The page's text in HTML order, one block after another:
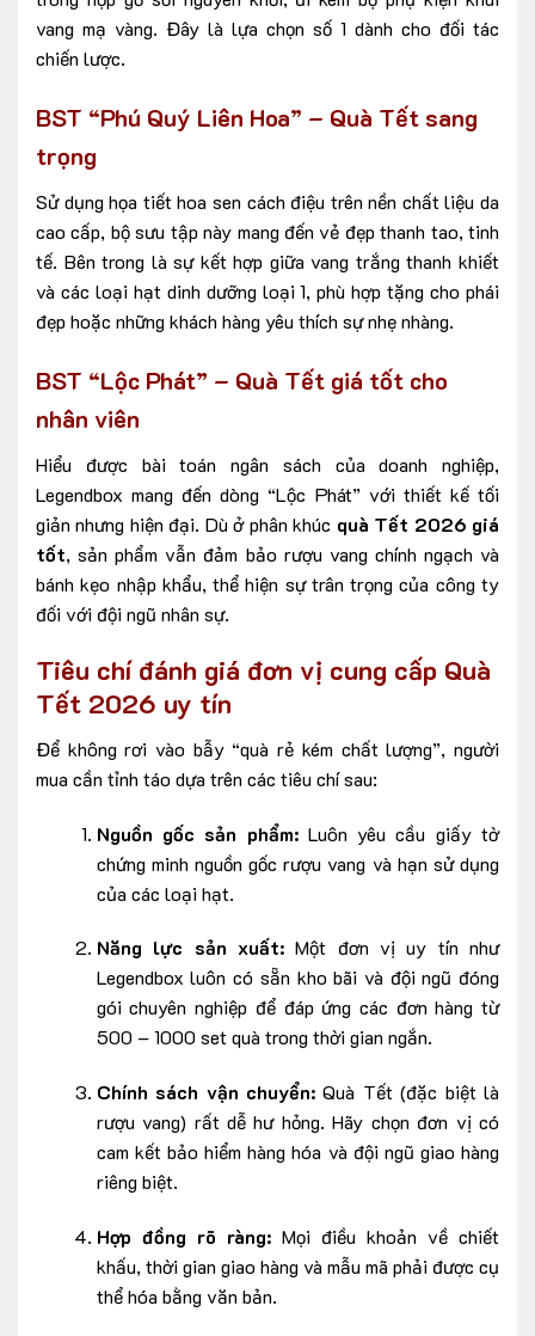
vang mạ vàng. Đây là lựa chọn số 1 dành cho đối tác
chiến lược.
BST “Phú Quý Liên Hoa” – Quà Tết sang
trọng
Sử dụng họa tiết hoa sen cách điệu trên nền chất liệu da
cao cấp, bộ sưu tập này mang đến vẻ đẹp thanh tao, tinh
tế. Bên trong là sự kết hợp giữa vang trắng thanh khiết
và các loại hạt dinh dưỡng loại 1, phù hợp tặng cho phái
đẹp hoặc những khách hàng yêu thích sự nhẹ nhàng.
BST “Lộc Phát” – Quà Tết giá tốt cho
nhân viên
Hiểu được bài toán ngân sách của doanh nghiệp,
Legendbox mang đến dòng “Lộc Phát” với thiết kế tối
giản nhưng hiện đại. Dù ở phân khúc quà Tết 2026 giá
tốt, sản phẩm vẫn đảm bảo rượu vang chính ngạch và
bánh kẹo nhập khẩu, thể hiện sự trân trọng của công ty
đối với đội ngũ nhân sự.
Tiêu chí đánh giá đơn vị cung cấp Quà
Tết 2026 uy tín
Để không rơi vào bẫy “quà rẻ kém chất lượng”, người
mua cần tỉnh táo dựa trên các tiêu chí sau:
Nguồn gốc sản phẩm:Luôn yêu cầu giấy tờ
chứng minh nguồn gốc rượu vang và hạn sử dụng
của các loại hạt.
Năng lực sản xuất:Một đơn vị uy tín như
Legendbox luôn có sẵn kho bãi và đội ngũ đóng
gói chuyên nghiệp để đáp ứng các đơn hàng từ
500 – 1000 set quà trong thời gian ngắn.
Chính sách vận chuyển: Quà Tết (đặc biệt là
rượu vang) rất dễ hư hỏng. Hãy chọn đơn vị có
cam kết bảo hiểm hàng hóa và đội ngũ giao hàng
riêng biệt.
Hợp đồng rõ ràng:Mọi điều khoản về chiết
khấu, thời gian giao hàng và mẫu mã phải được cụ
thể hóa bằng văn bản.